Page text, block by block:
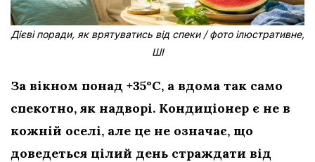
Дієві поради, як врятуватись від спеки / фото ілюстративне,
ШІ
За вікном понад +35°C, а вдома так само
спекотно, як надворі. Кондиціонер є не в
кожній оселі, але це не означає, що
доведеться цілий день страждати від